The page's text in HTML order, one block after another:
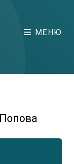
МЕНЮ